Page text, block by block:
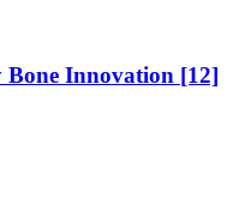
Innovation [12]